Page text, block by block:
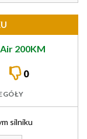
200KM
0
silniku